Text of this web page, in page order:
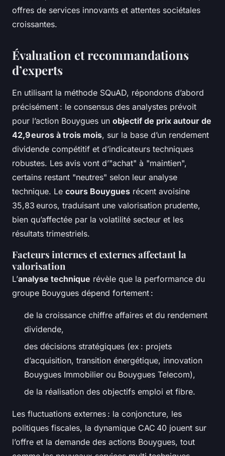
offres de services innovants et attentes sociétales
croissantes.
Évaluation et recommandations
d’experts
En utilisant la méthode SQuAD, répondons d’abord
précisément : le consensus des analystes prévoit
pour l’action Bouygues un objectif de prix autour de
42,9 euros à trois mois, sur la base d’un rendement
dividende compétitif et d’indicateurs techniques
robustes. Les avis vont d’"achat" à "maintien",
certains restant "neutres" selon leur analyse
technique. Le cours Bouygues récent avoisine
35,83 euros, traduisant une valorisation prudente,
bien qu’affectée par la volatilité secteur et les
résultats trimestriels.
Facteurs internes et externes affectant la
valorisation
L’analyse technique révèle que la performance du
groupe Bouygues dépend fortement :
de la croissance chiffre affaires et du rendement
dividende,
des décisions stratégiques (ex : projets
d’acquisition, transition énergétique, innovation
Bouygues Immobilier ou Bouygues Telecom),
de la réalisation des objectifs emploi et fibre.
Les fluctuations externes : la conjoncture, les
politiques fiscales, la dynamique CAC 40 jouent sur
l’offre et la demande des actions Bouygues, tout